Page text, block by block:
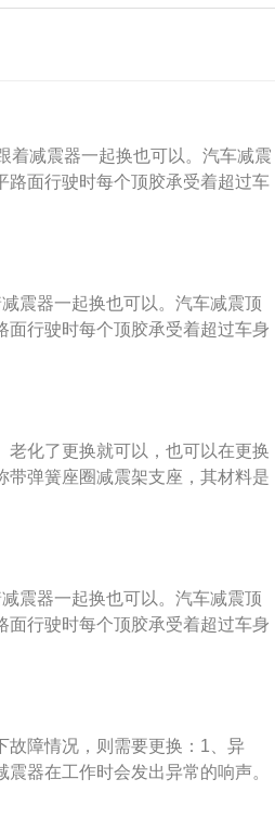
着减震器一起换也可以。汽车减震
路面行驶时每个顶胶承受着超过车
，减振器加装硅胶有用。2、减
成，其和减震器、减震弹簧一
震器工作的过程中，由减震弹簧
同时再由减震器细化、加速弹簧
缓冲传导至车身。3、假如是原厂
，会明显感觉车辆在滤震的质感
震器一起换也可以。汽车减震顶
面行驶时每个顶胶承受着超过车身
减振器加装硅胶有用。以下是加
、在减震器工作的过程中，由减
运动，同时再由减震器细化、加
最后的缓冲传导至车身。3、假如
缓冲胶后，会明显感觉车辆在滤震
控制也能够起到一定的作用。
老化了更换就可以，也可以在更换
带弹簧座圈减震架支座，其材料是
的舒适性。减震器顶胶可以隔
、舒适性变差，过减速带时有声
需要更换。
震器一起换也可以。汽车减震顶
面行驶时每个顶胶承受着超过车身
减振器加装硅胶有用。以下是加
、在减震器工作的过程中，由减
运动，同时再由减震器细化、加
后的缓冲传导至车身。3、假如
冲胶后，会明显感觉车辆在滤震
控制也能够起到一定的作用。
故障情况，则需要更换：1、异
器在工作时会发出异常的响声。
向可能会出现轻微的偏移，难以